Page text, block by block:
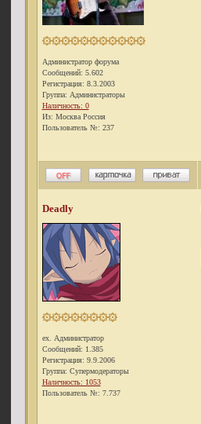
Администратор форума
Сообщений: 5.602
Регистрация: 8.3.2003
Группа: Администраторы
Наличность: 0
Из: Москва Россия
Пользователь №: 237
Deadly
ex. Администратор
Сообщений: 1.385
Регистрация: 9.9.2006
Группа: Супермодераторы
Наличность: 1053
Пользователь №: 7.737